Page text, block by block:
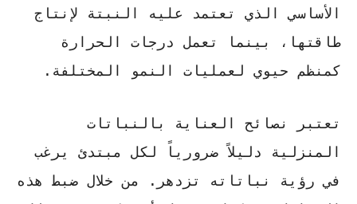
الأساسي الذي تعتمد عليه النبتة لإنتاج
طاقتها، بينما تعمل درجات الحرارة
كمنظم حيوي لعمليات النمو المختلفة.
تعتبر
نصائح العناية بالنباتات
المنزلية دليلاً ضرورياً لكل مبتدئ يرغب
في رؤية نباتاته تزدهر. من خلال ضبط هذه